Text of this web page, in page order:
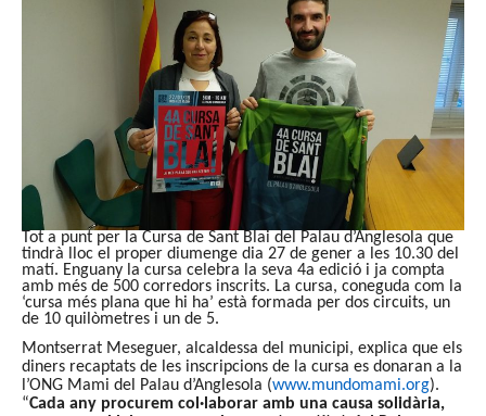
Tot a punt per la Cursa de Sant Blai del Palau d’Anglesola que
tindrà lloc el proper diumenge dia 27 de gener a les 10.30 del
matí. Enguany la cursa celebra la seva 4a edició i ja compta
amb més de 500 corredors inscrits. La cursa, coneguda com la
‘cursa més plana que hi ha’ està formada per dos circuits, un
de 10 quilòmetres i un de 5.
Montserrat Meseguer, alcaldessa del municipi, explica que els
diners recaptats de les inscripcions de la cursa es donaran a la
l’ONG Mami del Palau d’Anglesola (www.mundomami.org).
“Cada any procurem col·laborar amb una causa solidària,